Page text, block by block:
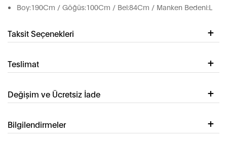
Boy:190Cm / Göğüs:100Cm / Bel:84Cm / Manken Bedeni:L
Taksit Seçenekleri
Teslimat
Değişim ve Ücretsiz İade
Bilgilendirmeler